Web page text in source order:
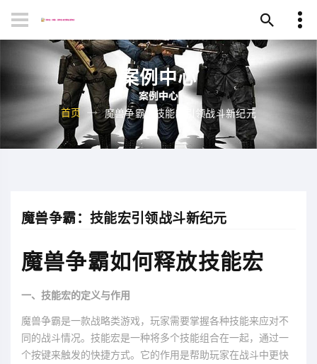
案例中心
首页 魔兽争霸：技能宏引领战斗新纪元
魔兽争霸：技能宏引领战斗新纪元
魔兽争霸如何释放技能宏
一、技能宏的定义与作用
魔兽争霸是一款战略类游戏，玩家需要掌握各种技能来应对不
同的战斗情况。技能宏是一种将多个技能组合在一起，通过一
个按键来触发的快捷方式。它的作用是帮助玩家在战斗中更快